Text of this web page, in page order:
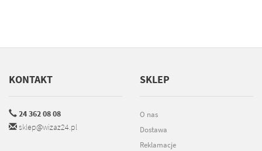
KONTAKT
24 362 08 08
sklep@wizaz24.pl
SKLEP
O nas
Dostawa
Reklamacje